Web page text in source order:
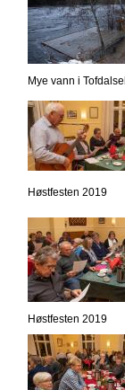
Mye vann i
Høstfesten 2019
Høstfesten 2019